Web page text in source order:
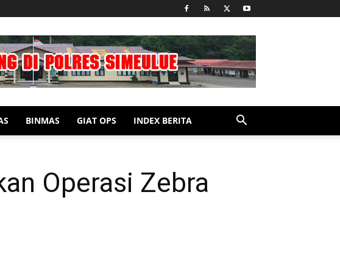
BINMAS GIAT OPS INDEX BERITA
Operasi Zebra